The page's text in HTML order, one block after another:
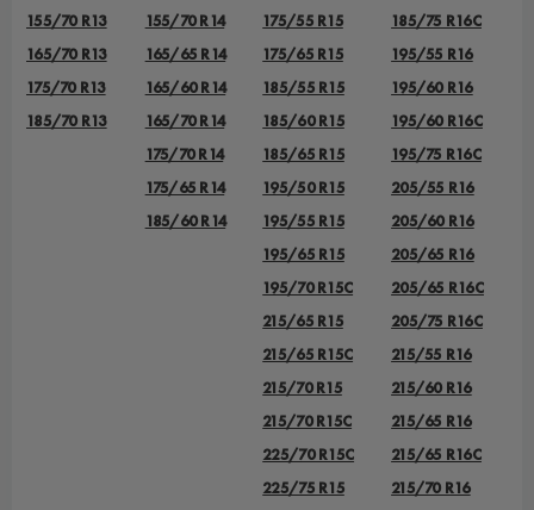
155/70 R13
165/70 R13
175/70 R13
185/70 R13
155/70 R14
165/65 R14
165/60 R14
165/70 R14
175/70 R14
175/65 R14
185/60 R14
175/55 R15
175/65 R15
185/55 R15
185/60 R15
185/65 R15
195/50 R15
195/55 R15
195/65 R15
195/70 R15C
215/65 R15
215/65 R15C
215/70 R15
215/70 R15C
225/70 R15C
225/75 R15
185/75 R16C
195/55 R16
195/60 R16
195/60 R16C
195/75 R16C
205/55 R16
205/60 R16
205/65 R16
205/65 R16C
205/75 R16C
215/55 R16
215/60 R16
215/65 R16
215/65 R16C
215/70 R16